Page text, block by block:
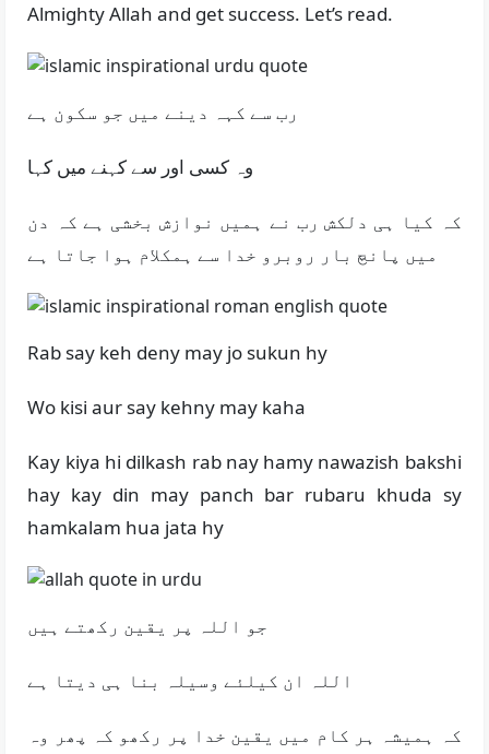
Almighty Allah and get success. Let’s read.
کہ کیا ہی دلکش رب نے ہمیں نوازش بخشی ہے کہ دن
میں پانچ بار روبرو خدا سے ہمکلام ہوا جاتا ہے
Rab say keh deny may jo sukun hy
Wo kisi aur say kehny may kaha
Kay kiya hi dilkash rab nay hamy nawazish bakshi
hay kay din may panch bar rubaru khuda sy
hamkalam hua jata hy
کہ ہمیشہ ہر کام میں یقین خدا پر رکھو کہ پھر وہ